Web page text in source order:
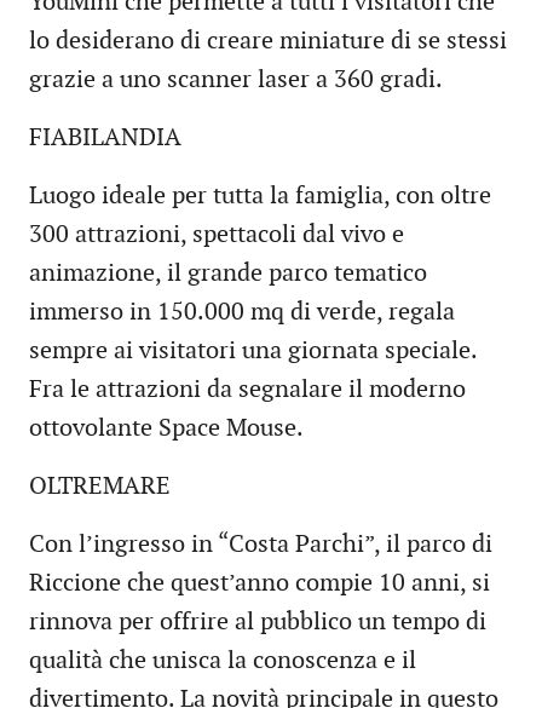
lo desiderano di creare miniature di se stessi
grazie a uno scanner laser a 360 gradi.
FIABILANDIA
Luogo ideale per tutta la famiglia, con oltre
300 attrazioni, spettacoli dal vivo e
animazione, il grande parco tematico
immerso in 150.000 mq di verde, regala
sempre ai visitatori una giornata speciale.
Fra le attrazioni da segnalare il moderno
ottovolante Space Mouse.
OLTREMARE
Con l’ingresso in “Costa Parchi”, il parco di
Riccione che quest’anno compie 10 anni, si
rinnova per offrire al pubblico un tempo di
qualità che unisca la conoscenza e il
divertimento. La novità principale in questo